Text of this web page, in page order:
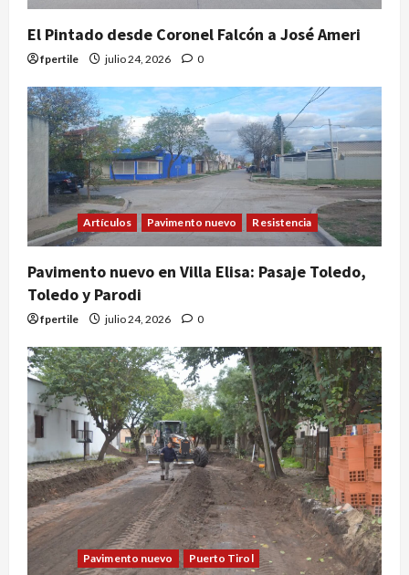
El Pintado desde Coronel Falcón a José Ameri
fpertile julio 24, 2026 0
Artículos Pavimento nuevo Resistencia
Pavimento nuevo en Villa Elisa: Pasaje Toledo,
Toledo y Parodi
fpertile julio 24, 2026 0
Pavimento nuevo Puerto Tirol